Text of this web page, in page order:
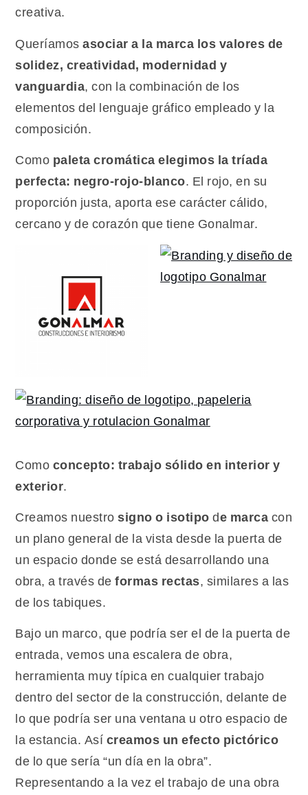
creativa.
Queríamosasociar a la marca los valores de
solidez, creatividad, modernidad y
vanguardia, con la combinación de los
elementos del lenguaje gráfico empleado y la
composición.
Como paleta cromática elegimos la tríada
perfecta: negro-rojo-blanco. El rojo, en su
proporción justa, aporta ese carácter cálido,
cercano y de corazón que tiene Gonalmar.
Como concepto: trabajo sólido en interior y
exterior.
Creamos nuestrosigno o isotipo de marca con
un plano general de la vista desde la puerta de
un espacio donde se está desarrollando una
obra, a través deformas rectas, similares a las
de los tabiques.
Bajo un marco, que podría ser el de la puerta de
entrada, vemos una escalera de obra,
herramienta muy típica en cualquier trabajo
dentro del sector de la construcción, delante de
lo que podría ser una ventana u otro espacio de
la estancia. Así creamos un efecto pictórico
de lo que sería “un día en la obra”.
Representando a la vez el trabajo de una obra